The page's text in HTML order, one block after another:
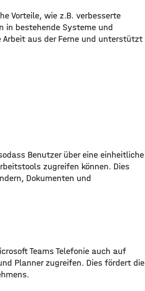
Vorteile, wie z.B. verbesserte
in bestehende Systeme und
Arbeit aus der Ferne und unterstützt
Benutzer über eine einheitliche
zugreifen können. Dies
Dokumenten und
Teams Telefonie auch auf
Planner zugreifen. Dies fördert die